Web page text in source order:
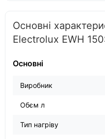
Основні
Electrolux EWH
Основні
Виробник
Обєм л
Тип нагріву